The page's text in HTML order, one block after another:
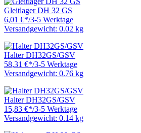
Gleitlager DH 32 GS
6,01 €*/3-5 Werktage
Versandgewicht: 0.02 kg
Halter DH32GS/GSV
58,31 €*/3-5 Werktage
Versandgewicht: 0.76 kg
Halter DH32GS/GSV
15,83 €*/3-5 Werktage
Versandgewicht: 0.14 kg